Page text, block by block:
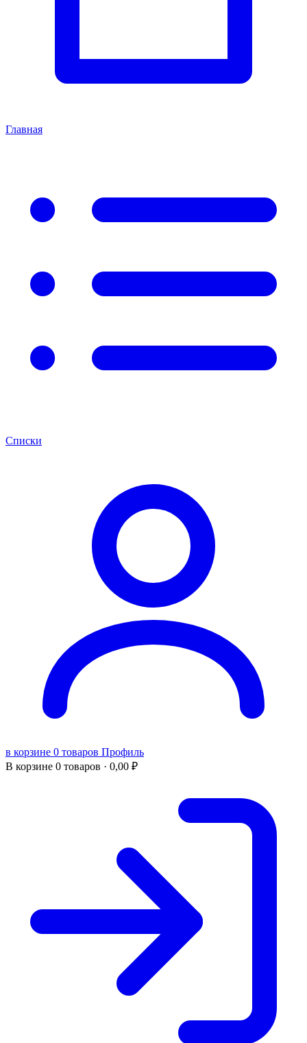
Главная
Списки
в корзине 0 товаров Профиль
В корзине 0 товаров · 0,00 ₽